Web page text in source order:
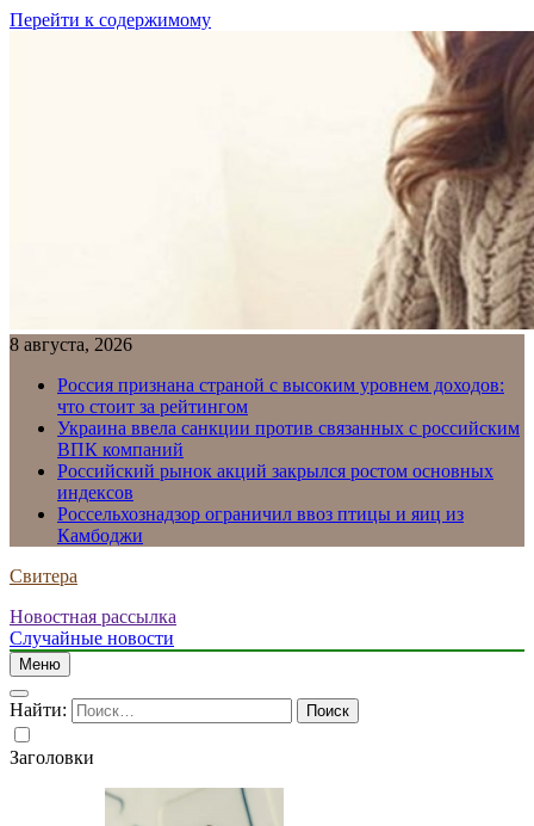
Перейти к содержимому
8 августа, 2026
Россия признана страной с высоким уровнем доходов:
что стоит за рейтингом
Украина ввела санкции против связанных с российским
ВПК компаний
Российский рынок акций закрылся ростом основных
индексов
Россельхознадзор ограничил ввоз птицы и яиц из
Камбоджи
Свитера
Новостная рассылка
Случайные новости
Меню
Найти:
Заголовки